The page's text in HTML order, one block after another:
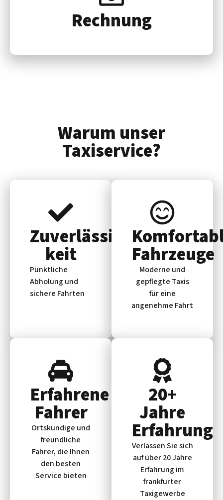
Rech­nung
Warum unser
Taxiservice?
Zuverlässig­
keit
Pünktliche
Abholung und
sichere Fahrten
Fahrzeuge
Moderne und
gepflegte Taxis
für eine
angenehme Fahrt
Erfahrene
Fahrer
Ortskundige und
freundliche
Fahrer, die Ihnen
den besten
Service bieten
20+
Jahre
Erfahrung
Verlassen Sie sich
auf über 20 Jahre
Erfahrung im
frankfurter
Taxigewerbe